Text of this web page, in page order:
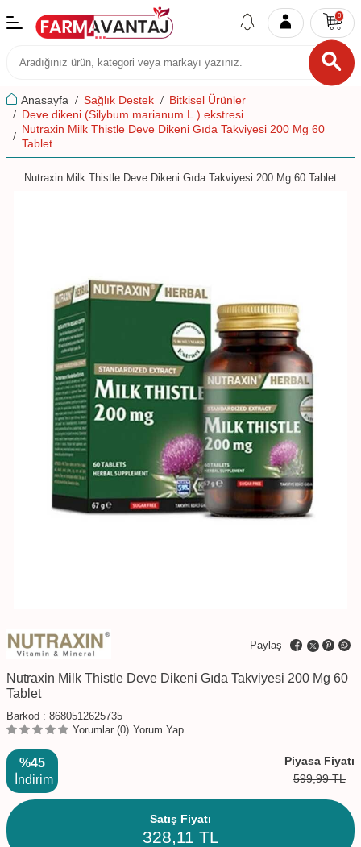
0
Anasayfa Sağlık Destek
Bitkisel Ürünler
Deve dikeni (Silybum marianum L.) ekstresi
Nutraxin Milk Thistle Deve Dikeni Gıda Takviyesi 200 Mg 60
Tablet
Nutraxin Milk Thistle Deve Dikeni Gıda Takviyesi 200 Mg 60 Tablet
Paylaş
Nutraxin Milk Thistle Deve Dikeni Gıda Takviyesi 200 Mg 60
Tablet
Barkod : 8680512625735
Yorumlar (0) Yorum Yap
%45
İndirim
Piyasa Fiyatı
599,99TL
Satış Fiyatı
328,11 TL